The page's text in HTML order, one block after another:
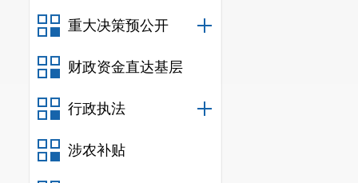
重大决策预公开
财政资金直达基层
行政执法
涉农补贴